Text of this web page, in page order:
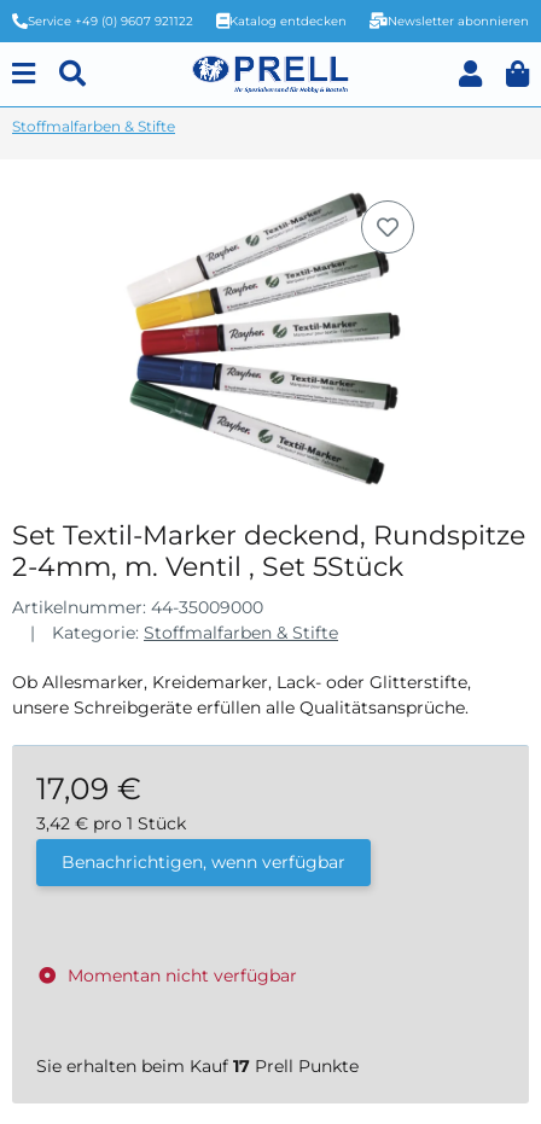
Service +49 (0) 9607 921122 Katalog entdecken Newsletter abonnieren
Stoffmalfarben & Stifte
Set Textil-Marker deckend, Rundspitze
2-4mm, m. Ventil , Set 5Stück
Artikelnummer: 44-35009000
Kategorie: Stoffmalfarben & Stifte
Ob Allesmarker, Kreidemarker, Lack- oder Glitterstifte,
unsere Schreibgeräte erfüllen alle Qualitätsansprüche.
17,09 €
3,42 € pro 1 Stück
inkl. 19% USt. , zzgl.
Benachrichtigen, wenn verfügbar
Momentan nicht verfügbar
Sie erhalten beim Kauf 17 Prell Punkte